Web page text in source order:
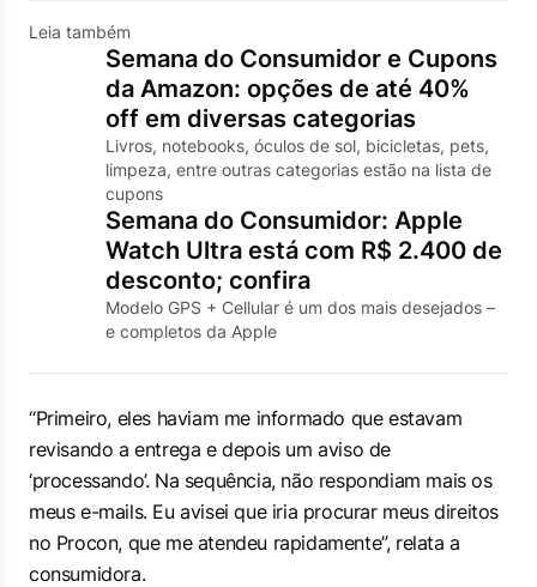
Leia também
Semana do Consumidor e Cupons
da Amazon: opções de até 40%
off em diversas categorias
Livros, notebooks, óculos de sol, bicicletas, pets,
limpeza, entre outras categorias estão na lista de
cupons
Semana do Consumidor: Apple
Watch Ultra está com R$ 2.400 de
desconto; confira
Modelo GPS + Cellular é um dos mais desejados –
e completos da Apple
“Primeiro, eles haviam me informado que estavam
revisando a entrega e depois um aviso de
‘processando’. Na sequência, não respondiam mais os
meus e-mails. Eu avisei que iria procurar meus direitos
no Procon, que me atendeu rapidamente”, relata a
consumidora.